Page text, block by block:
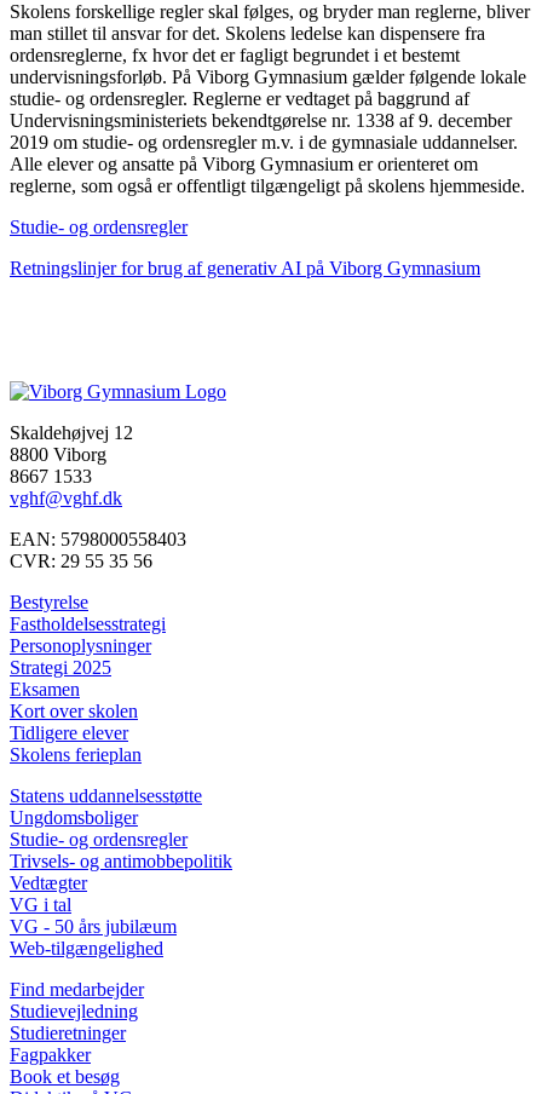
Skolens forskellige regler skal følges, og bryder man reglerne, bliver
man stillet til ansvar for det. Skolens ledelse kan dispensere fra
ordensreglerne, fx hvor det er fagligt begrundet i et bestemt
undervisningsforløb. På Viborg Gymnasium gælder følgende lokale
studie- og ordensregler. Reglerne er vedtaget på baggrund af
Undervisningsministeriets bekendtgørelse nr. 1338 af 9. december
2019 om studie- og ordensregler m.v. i de gymnasiale uddannelser.
Alle elever og ansatte på Viborg Gymnasium er orienteret om
reglerne, som også er offentligt tilgængeligt på skolens hjemmeside.
Studie- og ordensregler
Retningslinjer for brug af generativ AI på Viborg Gymnasium
Skaldehøjvej 12
8800 Viborg
8667 1533
vghf@vghf.dk
EAN: 5798000558403
CVR: 29 55 35 56
Bestyrelse
Fastholdelsesstrategi
Personoplysninger
Strategi 2025
Eksamen
Kort over skolen
Tidligere elever
Skolens ferieplan
Statens uddannelsesstøtte
Ungdomsboliger
Studie- og ordensregler
Trivsels- og antimobbepolitik
Vedtægter
VG i tal
VG - 50 års jubilæum
Web-tilgængelighed
Find medarbejder
Studievejledning
Studieretninger
Fagpakker
Book et besøg